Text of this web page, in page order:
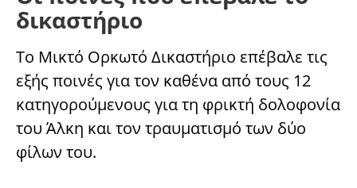
δικαστήριο
Το Μικτό Ορκωτό Δικαστήριο επέβαλε τις
εξής ποινές για τον καθένα από τους 12
κατηγορούμενους για τη φρικτή δολοφονία
του Άλκη και τον τραυματισμό των δύο
φίλων του.